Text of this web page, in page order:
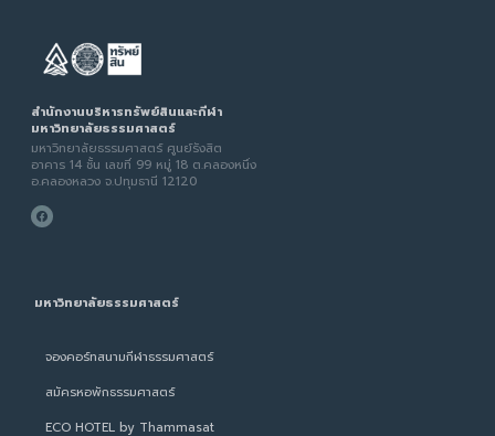
สำนักงานบริหารทรัพย์สินและกีฬา
มหาวิทยาลัยธรรมศาสตร์
มหาวิทยาลัยธรรมศาสตร์ ศูนย์รังสิต
อาคาร 14 ชั้น เลขที่ 99 หมู่ 18 ต.คลองหนึ่ง
อ.คลองหลวง จ.ปทุมธานี 12120
มหาวิทยาลัยธรรมศาสตร์
จองคอร์ทสนามกีฬาธรรมศาสตร์
สมัครหอพักธรรมศาสตร์
ECO HOTEL by Thammasat